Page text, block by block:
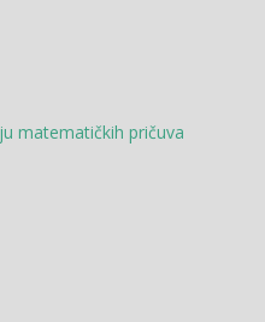
matematičkih pričuva